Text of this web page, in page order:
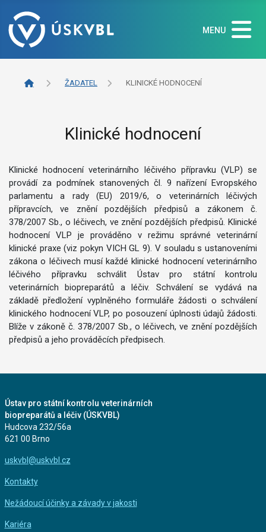
MENU
ŽADATEL KLINICKÉ HODNOCENÍ
Klinické hodnocení
Klinické hodnocení veterinárního léčivého přípravku (VLP) se
provádí za podmínek stanovených čl. 9 nařízení Evropského
parlamentu a rady (EU) 2019/6, o veterinárních léčivých
přípravcích, ve znění pozdějších předpisů a zákonem č.
378/2007 Sb., o léčivech, ve znění pozdějších předpisů. Klinické
hodnocení VLP je prováděno v režimu správné veterinární
klinické praxe (viz pokyn VICH GL 9). V souladu s ustanoveními
zákona o léčivech musí každé klinické hodnocení veterinárního
léčivého přípravku schválit Ústav pro státní kontrolu
veterinárních biopreparátů a léčiv. Schválení se vydává na
základě předložení vyplněného formuláře žádosti o schválení
klinického hodnocení VLP, po posouzení úplnosti údajů žádosti.
Blíže v zákoně č. 378/2007 Sb., o léčivech, ve znění pozdějších
předpisů a jeho prováděcích předpisech.
Ústav pro státní kontrolu veterinárních
biopreparátů a léčiv (ÚSKVBL)
Hudcova 232/56a
621 00 Brno
uskvbl@uskvbl.cz
Kontakty
Nežádoucí účinky a závady v jakosti
Kariéra